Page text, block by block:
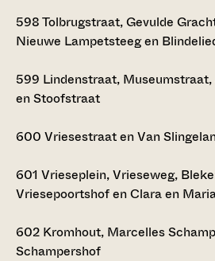
598Tolbrugstraat, Gevulde
Nieuwe Lampetsteeg en
599 Lindenstraat,
en Stoofstraat
600 Vriesestraat en Van
601 Vrieseplein, Vrieseweg,
Vriesepoortshof en Clara en
602 Kromhout, Marcelles
Schampershof